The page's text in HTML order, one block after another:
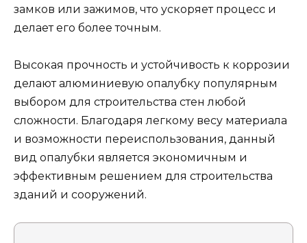
замков или зажимов, что ускоряет процесс и
делает его более точным.
Высокая прочность и устойчивость к коррозии
делают алюминиевую опалубку популярным
выбором для строительства стен любой
сложности. Благодаря легкому весу материала
и возможности переиспользования, данный
вид опалубки является экономичным и
эффективным решением для строительства
зданий и сооружений.